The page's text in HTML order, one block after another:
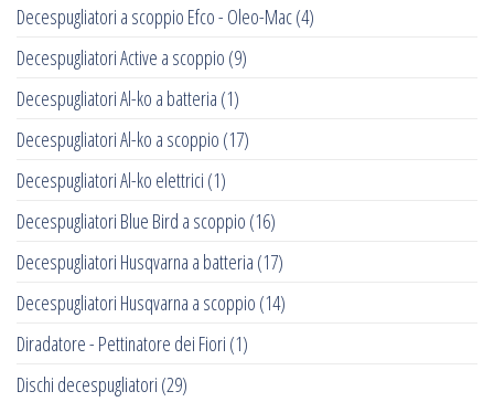
Decespugliatori a scoppio Efco - Oleo-Mac(4)
Decespugliatori Active a scoppio (9)
Decespugliatori Al-ko a batteria (1)
Decespugliatori Al-ko a scoppio (17)
Decespugliatori Al-ko elettrici (1)
Decespugliatori Blue Bird a scoppio (16)
Decespugliatori Husqvarna a batteria (17)
Decespugliatori Husqvarna a scoppio (14)
Diradatore - Pettinatore dei Fiori (1)
Dischi decespugliatori (29)